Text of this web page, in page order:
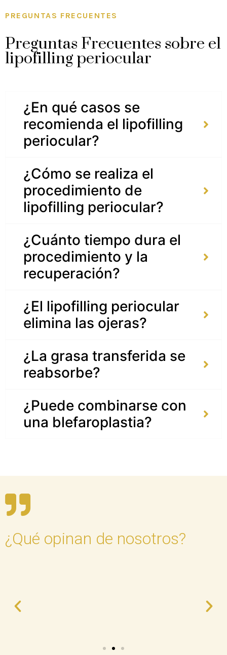
PREGUNTAS FRECUENTES
Preguntas Frecuentes sobre el
lipofilling periocular
¿En qué casos se
recomienda el lipofilling
periocular?
¿Cómo se realiza el
procedimiento de
lipofilling periocular?
¿Cuánto tiempo dura el
procedimiento y la
recuperación?
¿El lipofilling periocular
elimina las ojeras?
¿La grasa transferida se
reabsorbe?
¿Puede combinarse con
una blefaroplastia?
¿Qué opinan de nosotros?